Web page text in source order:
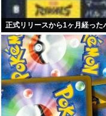
正式リリースから1ヶ月経っ